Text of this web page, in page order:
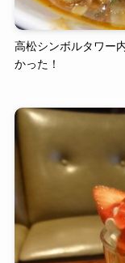
高松シンボルタワー
かった！